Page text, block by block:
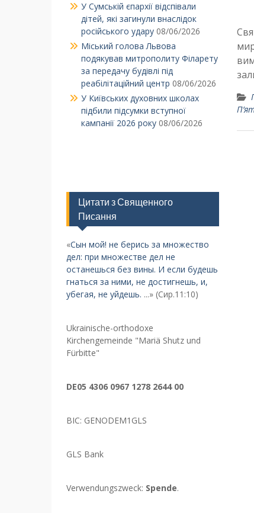
У Сумській єпархії відспівали
дітей, які загинули внаслідок
російського удару 08/06/2026
Міський голова Львова
подякував митрополиту Філарету
за передачу будівлі під
реабілітаційний центр 08/06/2026
У Київських духовних школах
підбили підсумки вступної
кампанії 2026 року 08/06/2026
Цитати з Священного
Писання
«Сын мой! не берись за множество
дел: при множестве дел не
останешься без вины. И если будешь
гнаться за ними, не достигнешь, и,
убегая, не уйдешь. ...» (Сир.11:10)
Ukrainische-orthodoxe
Kirchengemeinde "Mariä Shutz und
Fürbitte"
DE05 4306 0967 1278 2644 00
BIC: GENODEM1GLS
GLS Bank
Verwendungszweck: Spende.